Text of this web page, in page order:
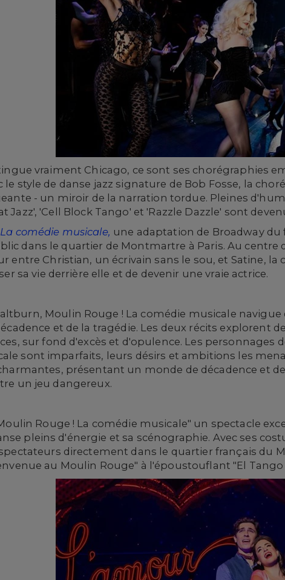
vraiment Chicago, ce sont ses chorégraphies
le style de danse jazz signature de Bob Fosse, la
- un miroir de la narration tordue. Pleines
Jazz', 'Cell Block Tango' et 'Razzle Dazzle' sont
comédie musicale, une adaptation de Broadway du
dans le quartier de Montmartre à Paris. Au centre
entre Christian, un écrivain sans le sou, et Satine,
sa vie derrière elle et de devenir une vraie actrice.
Moulin Rouge ! La comédie musicale
et de la tragédie. Les deux récits explorent
sur fond d'excès et d'opulence. Les personnages
sont imparfaits, leurs désirs et ambitions les
présentant un monde de décadence et
un jeu dangereux.
Rouge ! La comédie musicale" un spectacle
pleins d'énergie et sa scénographie. Avec ses
directement dans le quartier français du
au Moulin Rouge" à l'époustouflant "El